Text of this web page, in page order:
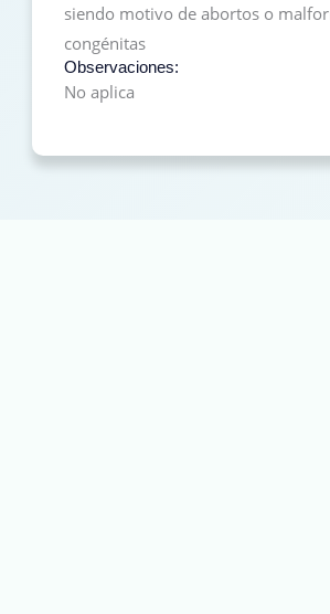
siendo motivo de abortos o
congénitas
Observaciones:
No aplica